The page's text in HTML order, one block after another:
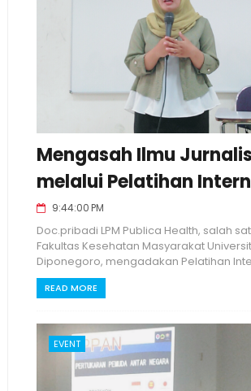
Mengasah Ilmu
melalui Pelatihan
9:44:00 PM
Doc.pribadi LPM Publica Health, salah
Fakultas Kesehatan Masyarakat
Diponegoro, mengadakan Pelatihan
READ MORE
EVENT